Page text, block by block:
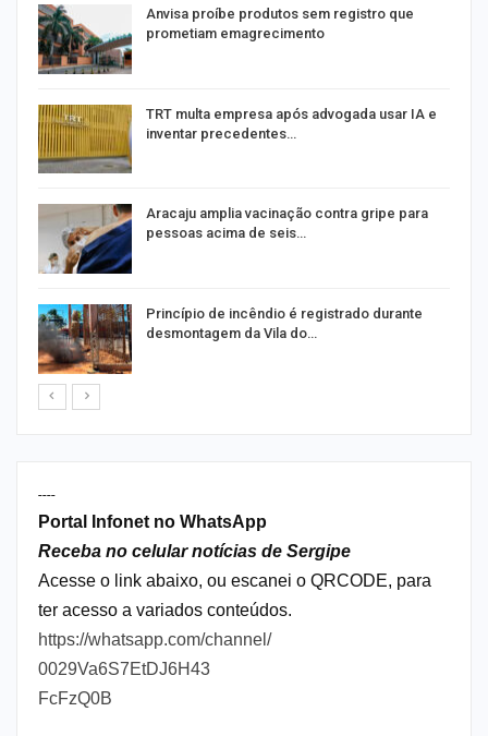
Anvisa proíbe produtos sem registro que
prometiam emagrecimento
TRT multa empresa após advogada usar IA e
inventar precedentes…
Aracaju amplia vacinação contra gripe para
pessoas acima de seis…
Princípio de incêndio é registrado durante
desmontagem da Vila do…
----
Portal Infonet no WhatsApp
Receba no celular notícias de Sergipe
Acesse o link abaixo, ou escanei o QRCODE, para
ter acesso a variados conteúdos.
https://whatsapp.com/channel/
0029Va6S7EtDJ6H43
FcFzQ0B